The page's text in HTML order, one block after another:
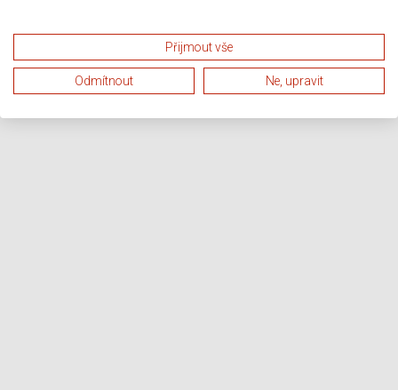
Přijmout vše
Odmítnout Ne, upravit